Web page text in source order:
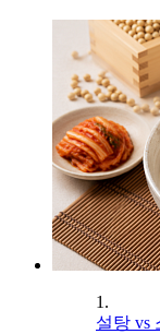
1.
설탕 vs